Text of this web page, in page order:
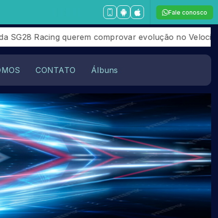
Fale conosco
no Velocitta Bruno Grigatti é Campeão da
CONTATO Álbuns